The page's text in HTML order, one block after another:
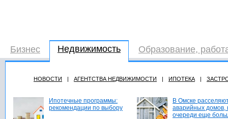
Бизнес Недвижимость Образование,
НОВОСТИ | АГЕНТСТВА НЕДВИЖИМОСТИ | ИПОТЕКА |
Ипотечные программы:
рекомендации по выбору
В Омске
аварийных домов,
очереди еще